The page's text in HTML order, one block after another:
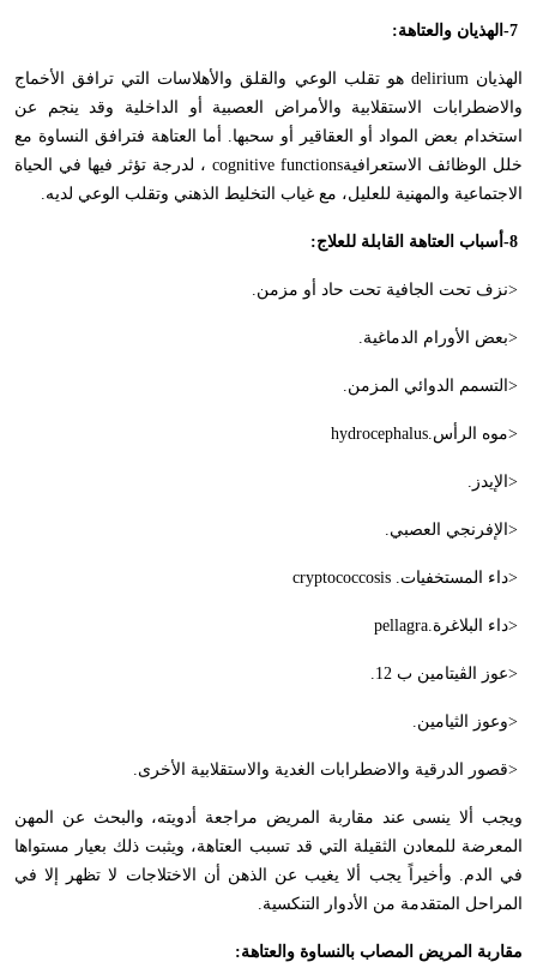
-7 الهذيان والعتاهة:
الهذيان deliriumهو تقلب الوعي والقلق والأهلاسات التي ترافق الأخماج
والاضطرابات الاستقلابية والأمراض العصبية أو الداخلية وقد ينجم عن
استخدام بعض المواد أو العقاقير أو سحبها. أما العتاهة فترافق النساوة مع
خلل الوظائف الاستعرافيةcognitive functions ، لدرجة تؤثر فيها في الحياة
الاجتماعية والمهنية للعليل، مع غياب التخليط الذهني وتقلب الوعي لديه.
-8 أسباب العتاهة القابلة للعلاج:
>نزف تحت الجافية تحت حاد أو مزمن.
>بعض الأورام الدماغية.
> التسمم الدوائي المزمن.
>موه الرأسhydrocephalus.
> الإيدز .
> الإفرنجي العصبي.
>داء المستخفياتcryptococcosis .
>داء البلاغرةpellagra.
>عوز الڤيتامين ب 12 .
>وعوز الثيامين.
>قصور الدرقية والاضطرابات الغدية والاستقلابية الأخرى.
ويجب ألا ينسى عند مقاربة المريض مراجعة أدويته، والبحث عن المهن
المعرضة للمعادن الثقيلة التي قد تسبب العتاهة، ويثبت ذلك بعيار مستواها
في الدم. وأخيراً يجب ألا يغيب عن الذهن أن الاختلاجات لا تظهر إلا في
المراحل المتقدمة من الأدوار التنكسية.
مقاربة المريض المصاب بالنساوة والعتاهة: